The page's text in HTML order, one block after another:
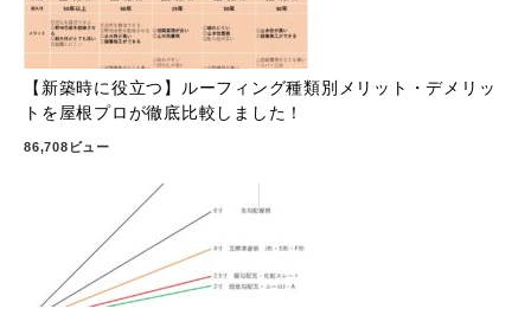
【新築時に役立つ】ルーフィング種類別メリット・デメリッ
トを屋根プロが徹底比較しました！
86,708ビュー